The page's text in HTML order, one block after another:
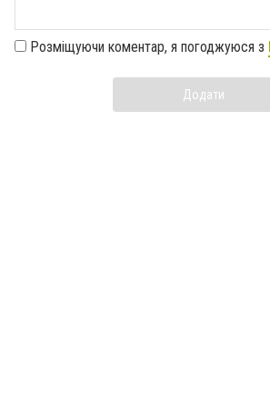
Розміщуючи коментар, я погоджуюся з
Додати